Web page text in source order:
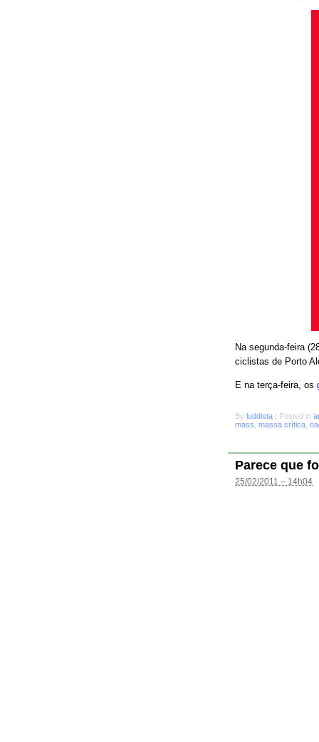
Na segunda-feira
ciclistas de Porto
E na terça-feira, os
By luddista | Posted in
mass massa crítica
Parece que
25/02/2011 – 14h04